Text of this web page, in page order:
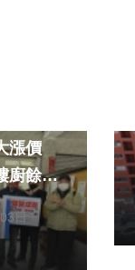
漲價
廚餘自
恐衍生
問題
日